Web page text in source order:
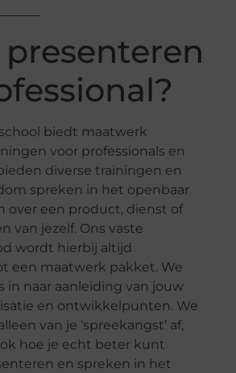
presenteren
biedt maatwerk
voor professionals en
diverse trainingen en
spreken in het openbaar
over een product, dienst of
van jezelf. Ons vaste
wordt hierbij altijd
een maatwerk pakket. We
in naar aanleiding van jouw
en ontwikkelpunten. We
van je ‘spreekangst’ af,
hoe je echt beter kunt
en spreken in het